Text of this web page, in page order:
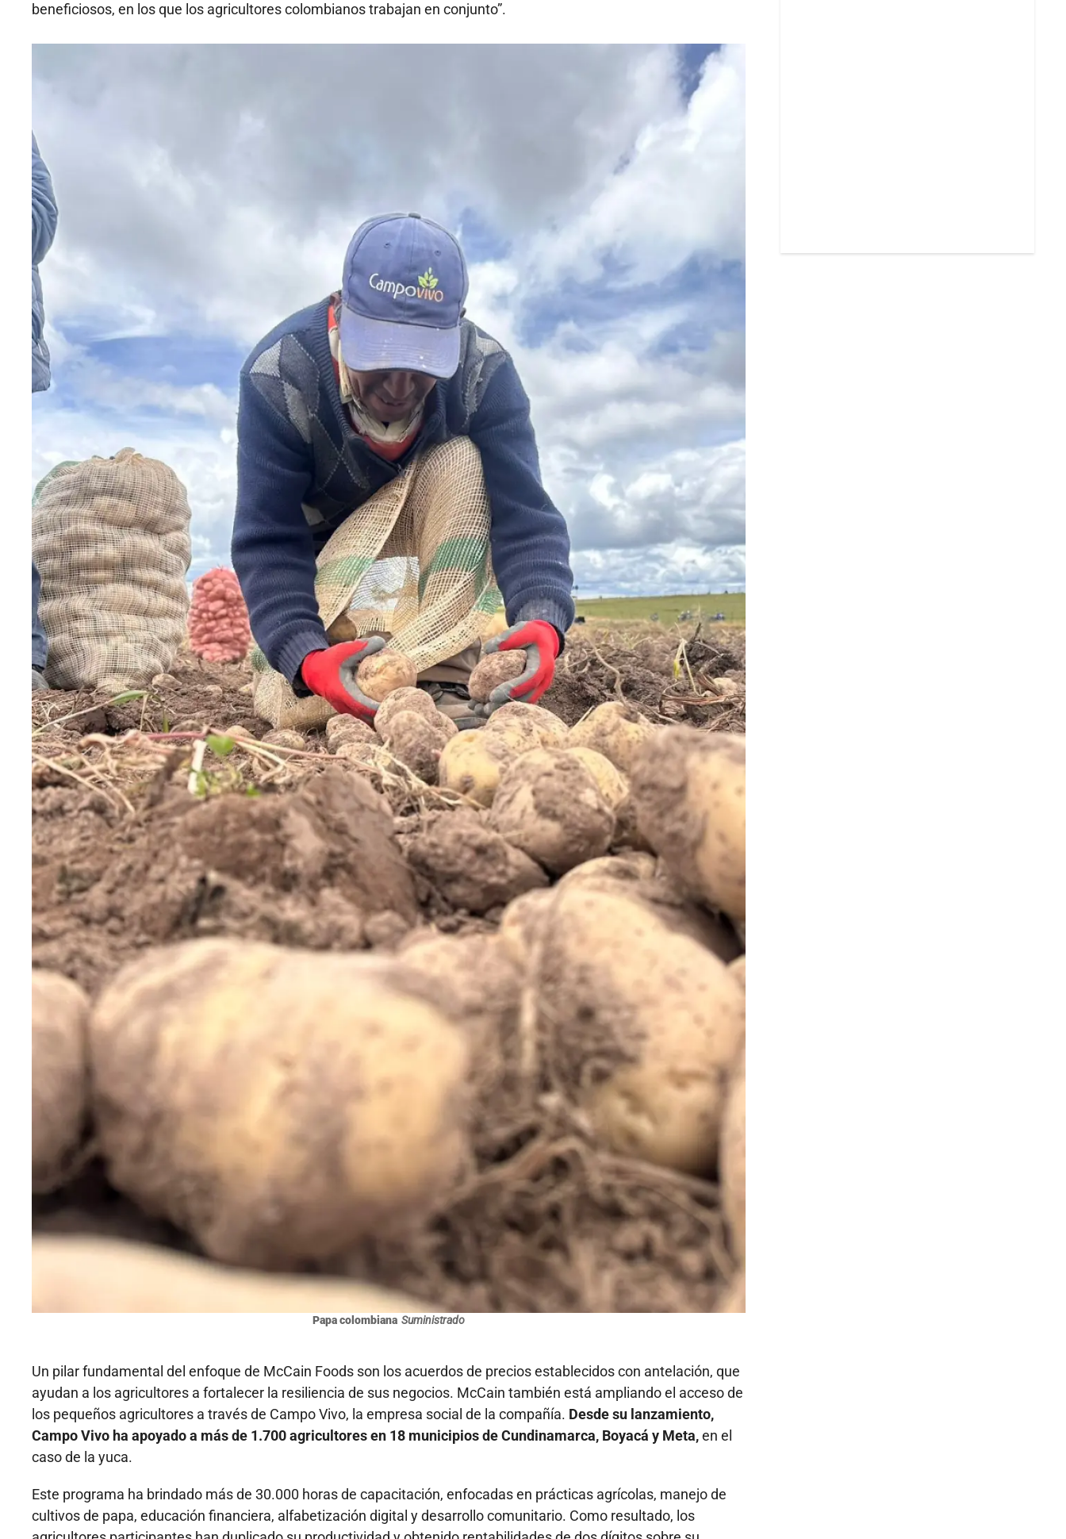
beneficiosos, en los que los agricultores colombianos trabajan en conjunto”.
Papa colombiana Suministrado
Un pilar fundamental del enfoque de McCain Foods son los acuerdos de precios establecidos con antelación, que
ayudan a los agricultores a fortalecer la resiliencia de sus negocios. McCain también está ampliando el acceso de
los pequeños agricultores a través de Campo Vivo, la empresa social de la compañía. Desde su lanzamiento,
Campo Vivo ha apoyado a más de 1.700 agricultores en 18 municipios de Cundinamarca, Boyacá y Meta,en el
caso de la yuca.
Este programa ha brindado más de 30.000 horas de capacitación, enfocadas en prácticas agrícolas, manejo de
cultivos de papa, educación financiera, alfabetización digital y desarrollo comunitario. Como resultado, los